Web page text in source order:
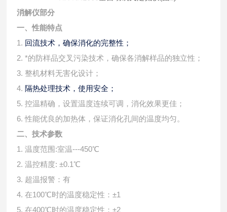
消解仪部分
一、性能特点
1. 回流技术，确保消化的完整性；
2. *的防样品交叉污染技术，确保各消解样品的独立性；
3. 整机材料无害化设计；
4. 隔热处理技术，使用安全；
5. 控温精确，设置温度连续可调，消化效果更佳；
6. 性能优良的加热体，保证消化孔间的温度均匀。
二、技术参数
1. 温度范围:室温---450℃
2. 温控精度: ±0.1℃
3. 超温报警：有
4. 在100℃时的温度稳定性：±1
5. 在400℃时的温度稳定性：±2